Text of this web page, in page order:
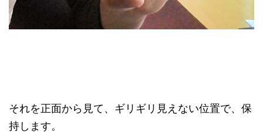
それを正面から見て、ギリギリ見えない位置で、保
持します。